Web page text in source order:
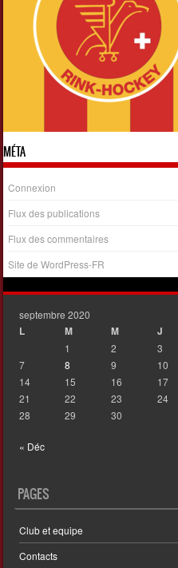
MÉTA
Connexion
Flux des publications
Flux des commentaires
Site de WordPress-FR
septembre 2020
L M M J
1 2 3
7
8 9 10
14
15 16 17
21
22 23 24
28
29 30
« Déc
PAGES
Club et equipe
Contacts